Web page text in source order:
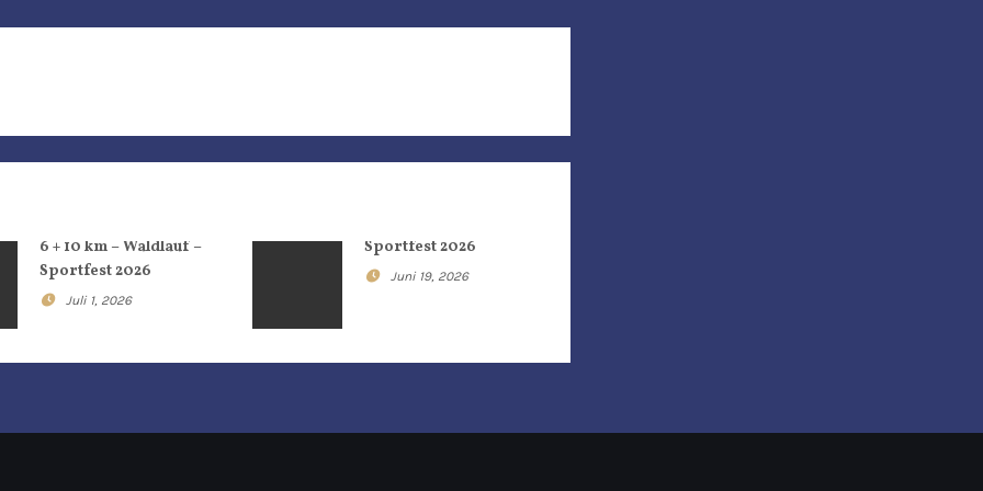
6 + 10 km – Waldlauf –
Sportfest 2026
Juli 1, 2026
Sportfest 2026
Juni 19, 2026